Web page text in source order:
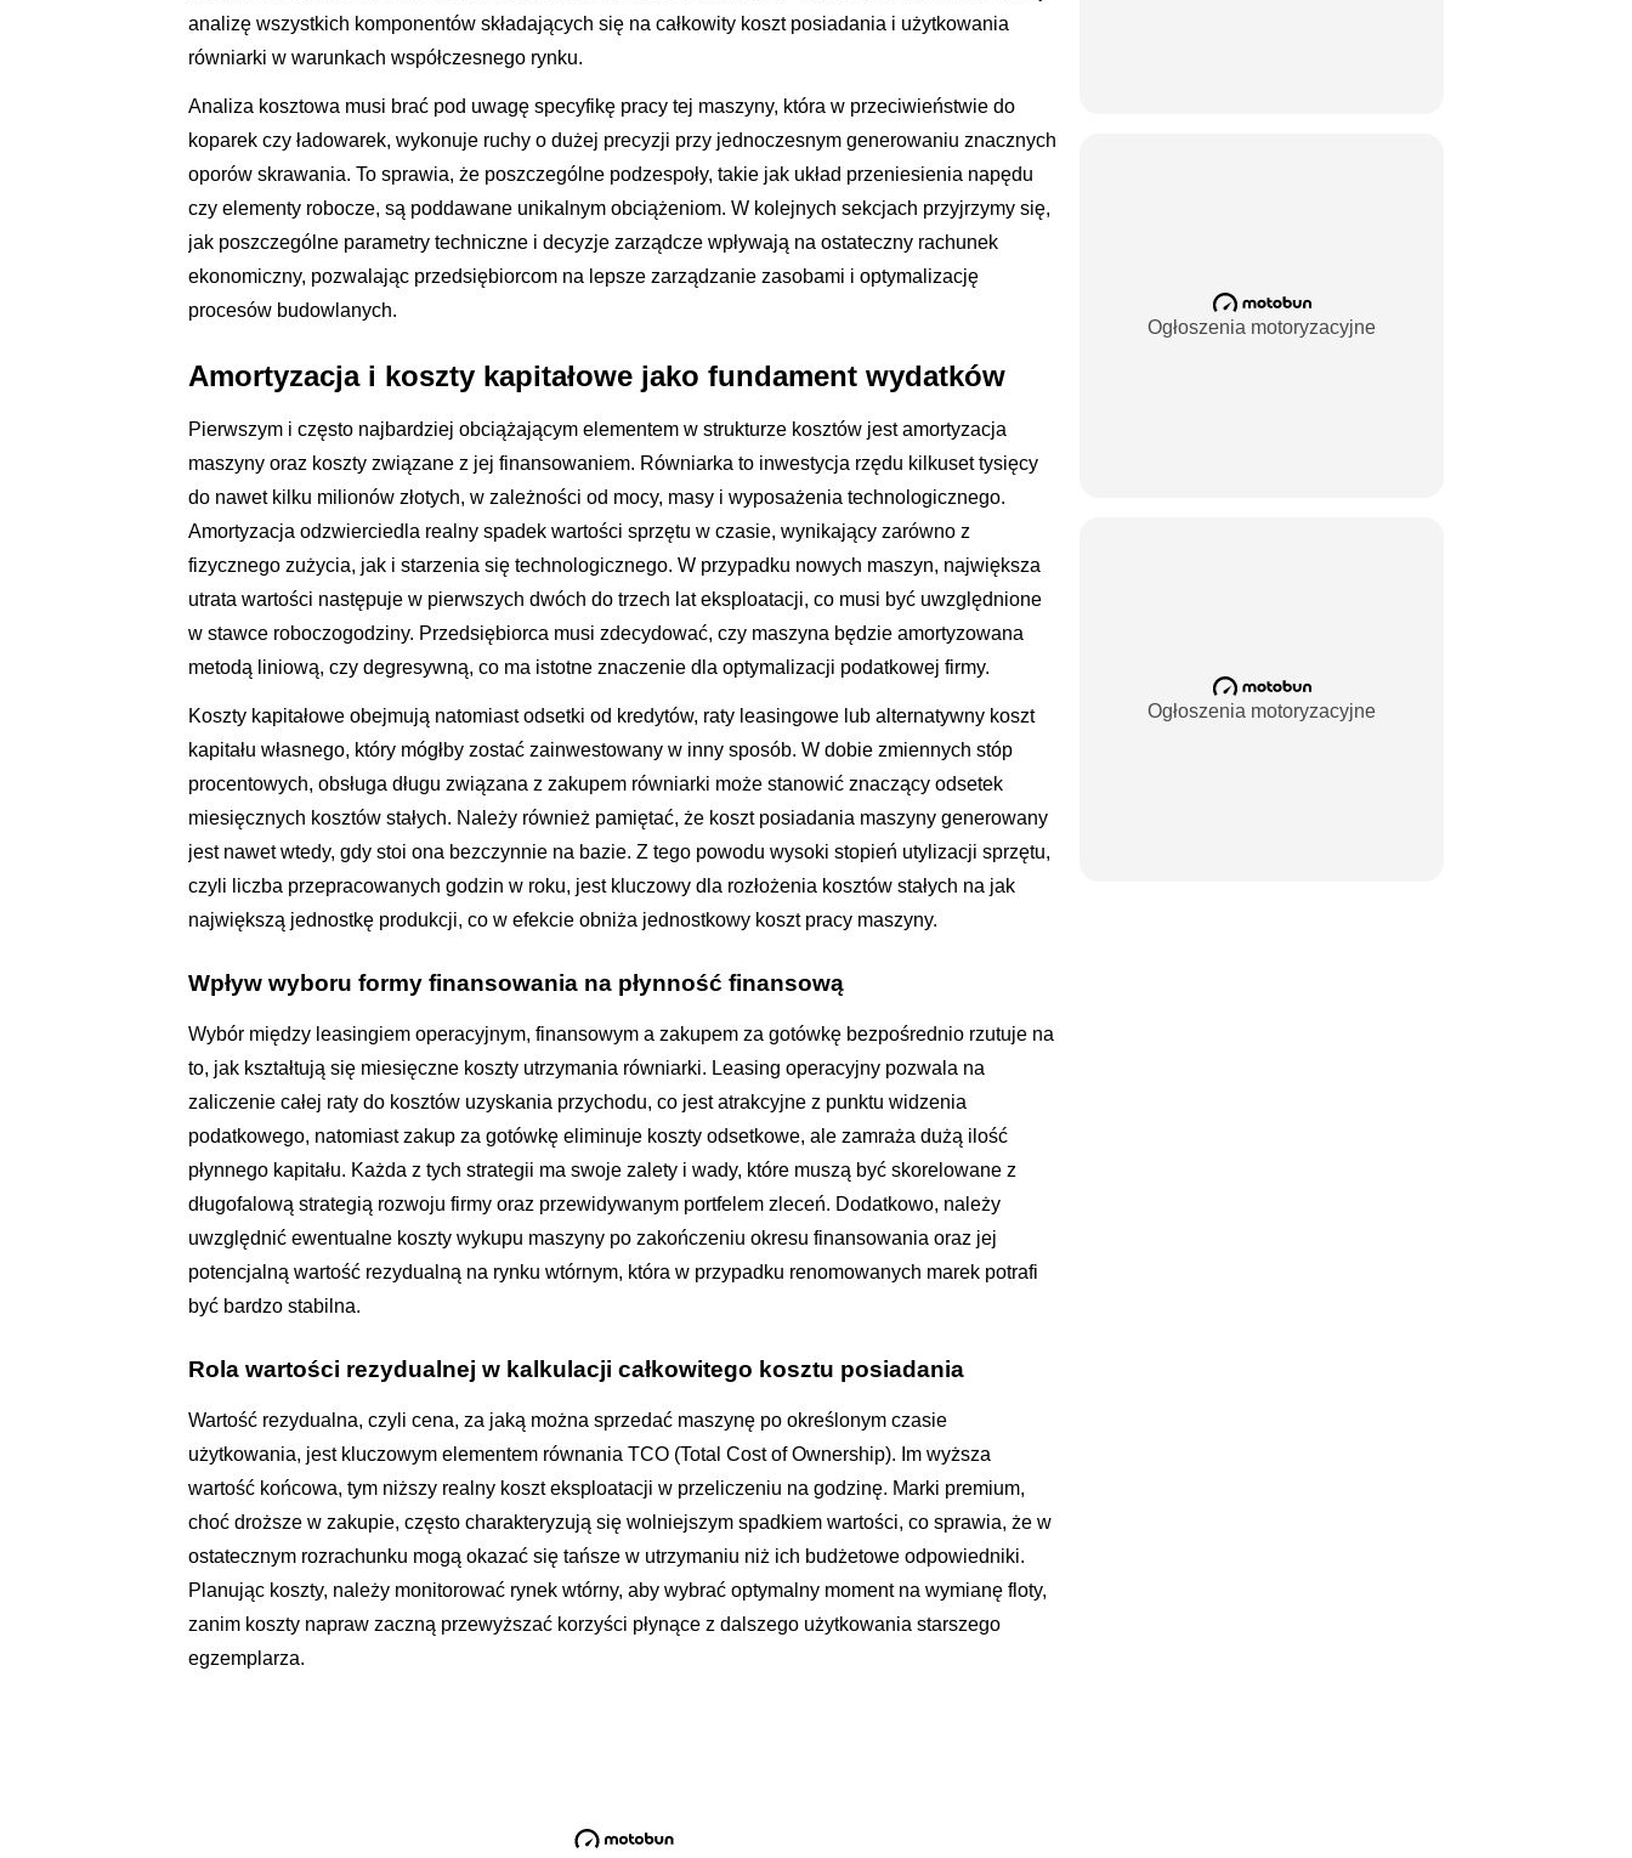
analizę wszystkich komponentów składających się na całkowity koszt posiadania i użytkowania
równiarki w warunkach współczesnego rynku.
Analiza kosztowa musi brać pod uwagę specyfikę pracy tej maszyny, która w przeciwieństwie do
koparek czy ładowarek, wykonuje ruchy o dużej precyzji przy jednoczesnym generowaniu znacznych
oporów skrawania. To sprawia, że poszczególne podzespoły, takie jak układ przeniesienia napędu
czy elementy robocze, są poddawane unikalnym obciążeniom. W kolejnych sekcjach przyjrzymy się,
jak poszczególne parametry techniczne i decyzje zarządcze wpływają na ostateczny rachunek
ekonomiczny, pozwalając przedsiębiorcom na lepsze zarządzanie zasobami i optymalizację
procesów budowlanych.
Amortyzacja i koszty kapitałowe jako fundament wydatków
Pierwszym i często najbardziej obciążającym elementem w strukturze kosztów jest amortyzacja
maszyny oraz koszty związane z jej finansowaniem. Równiarka to inwestycja rzędu kilkuset tysięcy
do nawet kilku milionów złotych, w zależności od mocy, masy i wyposażenia technologicznego.
Amortyzacja odzwierciedla realny spadek wartości sprzętu w czasie, wynikający zarówno z
fizycznego zużycia, jak i starzenia się technologicznego. W przypadku nowych maszyn, największa
utrata wartości następuje w pierwszych dwóch do trzech lat eksploatacji, co musi być uwzględnione
w stawce roboczogodziny. Przedsiębiorca musi zdecydować, czy maszyna będzie amortyzowana
metodą liniową, czy degresywną, co ma istotne znaczenie dla optymalizacji podatkowej firmy.
Koszty kapitałowe obejmują natomiast odsetki od kredytów, raty leasingowe lub alternatywny koszt
kapitału własnego, który mógłby zostać zainwestowany w inny sposób. W dobie zmiennych stóp
procentowych, obsługa długu związana z zakupem równiarki może stanowić znaczący odsetek
miesięcznych kosztów stałych. Należy również pamiętać, że koszt posiadania maszyny generowany
jest nawet wtedy, gdy stoi ona bezczynnie na bazie. Z tego powodu wysoki stopień utylizacji sprzętu,
czyli liczba przepracowanych godzin w roku, jest kluczowy dla rozłożenia kosztów stałych na jak
największą jednostkę produkcji, co w efekcie obniża jednostkowy koszt pracy maszyny.
Wpływ wyboru formy finansowania na płynność finansową
Wybór między leasingiem operacyjnym, finansowym a zakupem za gotówkę bezpośrednio rzutuje na
to, jak kształtują się miesięczne koszty utrzymania równiarki. Leasing operacyjny pozwala na
zaliczenie całej raty do kosztów uzyskania przychodu, co jest atrakcyjne z punktu widzenia
podatkowego, natomiast zakup za gotówkę eliminuje koszty odsetkowe, ale zamraża dużą ilość
płynnego kapitału. Każda z tych strategii ma swoje zalety i wady, które muszą być skorelowane z
długofalową strategią rozwoju firmy oraz przewidywanym portfelem zleceń. Dodatkowo, należy
uwzględnić ewentualne koszty wykupu maszyny po zakończeniu okresu finansowania oraz jej
potencjalną wartość rezydualną na rynku wtórnym, która w przypadku renomowanych marek potrafi
być bardzo stabilna.
Rola wartości rezydualnej w kalkulacji całkowitego kosztu posiadania
Wartość rezydualna, czyli cena, za jaką można sprzedać maszynę po określonym czasie
użytkowania, jest kluczowym elementem równania TCO (Total Cost of Ownership). Im wyższa
wartość końcowa, tym niższy realny koszt eksploatacji w przeliczeniu na godzinę. Marki premium,
choć droższe w zakupie, często charakteryzują się wolniejszym spadkiem wartości, co sprawia, że w
ostatecznym rozrachunku mogą okazać się tańsze w utrzymaniu niż ich budżetowe odpowiedniki.
Planując koszty, należy monitorować rynek wtórny, aby wybrać optymalny moment na wymianę floty,
zanim koszty napraw zaczną przewyższać korzyści płynące z dalszego użytkowania starszego
egzemplarza.
Ogłoszenia motoryzacyjne
Ogłoszenia motoryzacyjne